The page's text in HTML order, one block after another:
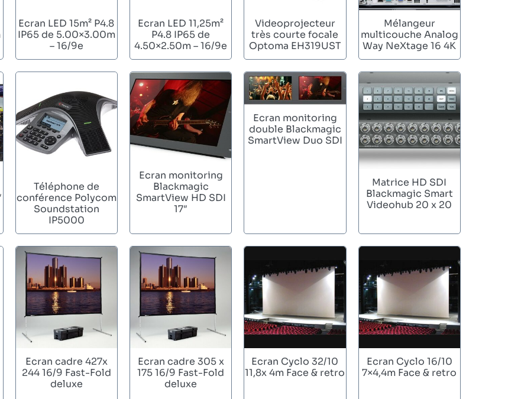
Ecran LED 15m² P4.8
IP65 de 5.00×3.00m
– 16/9e
Ecran LED 11,25m²
P4.8 IP65 de
4.50×2.50m – 16/9e
Videoprojecteur
très courte focale
Optoma EH319UST
Mélangeur
multicouche Analog
Way NeXtage 16 4K
Téléphone de
conférence Polycom
Soundstation
IP5000
Ecran monitoring
Blackmagic
SmartView HD SDI
17″
Ecran monitoring
double Blackmagic
SmartView Duo SDI
Matrice HD SDI
Blackmagic Smart
Videohub 20 x 20
Ecran cadre 427x
244 16/9 Fast-Fold
deluxe
Ecran cadre 305 x
175 16/9 Fast-Fold
deluxe
Ecran Cyclo 32/10
11,8x 4m Face & retro
Ecran Cyclo 16/10
7×4,4m Face & retro